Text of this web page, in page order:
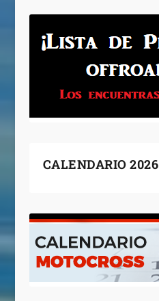
CALENDARIO 2026